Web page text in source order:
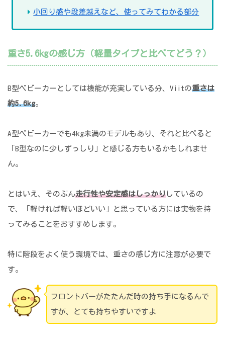
小回り感や段差越えなど、使ってみてわかる部分
重さ5.6kgの感じ方（軽量タイプと比べてどう？）
B型ベビーカーとしては機能が充実している分、Viitの重さは
約5.6kg。
A型ベビーカーでも4kg未満のモデルもあり、それと比べると
「B型なのに少しずっしり」と感じる方もいるかもしれませ
ん。
とはいえ、そのぶん走行性や安定感はしっかり しているの
で、「軽ければ軽いほどいい」と思っている方には実物を持
ってみることをおすすめします。
特に階段をよく使う環境では、重さの感じ方に注意が必要で
す。
フロントバーがたたんだ時の持ち手になるんで
すが、とても持ちやすいですよ